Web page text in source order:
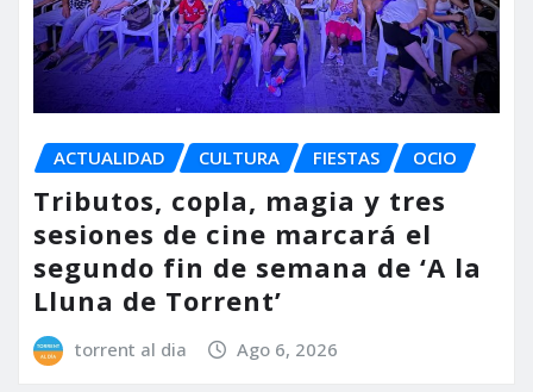
ACTUALIDAD CULTURA FIESTAS OCIO
Tributos, copla, magia y tres
sesiones de cine marcará el
segundo fin de semana de ‘A la
Lluna de Torrent’
torrent al dia Ago 6, 2026